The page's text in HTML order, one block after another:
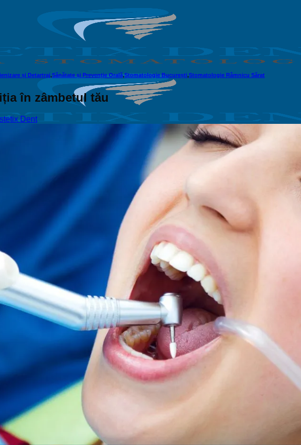
și Detartraj,Sănătate și Prevenție Orală,Stomatologie București,Stomatologie Râmnicu Sărat
în zâmbetul tău
Dent